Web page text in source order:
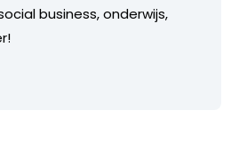
business, onderwijs,